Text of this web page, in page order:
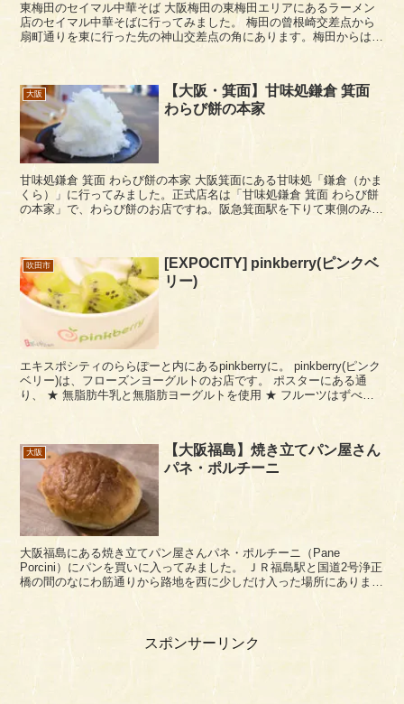
東梅田のセイマル中華そば 大阪梅田の東梅田エリアにあるラーメン
店のセイマル中華そばに行ってみました。 梅田の曾根崎交差点から
扇町通りを東に行った先の神山交差点の角にあります。梅田からは少
大阪
【大阪・箕面】甘味処鎌倉 箕面
わらび餅の本家
甘味処鎌倉 箕面 わらび餅の本家 大阪箕面にある甘味処「鎌倉（かま
くら）」に行ってみました。正式店名は「甘味処鎌倉 箕面 わらび餅
の本家」で、わらび餅のお店ですね。阪急箕面駅を下りて東側のみの
吹田市
[EXPOCITY] pinkberry(ピンクベ
リー)
エキスポシティのららぽーと内にあるpinkberryに。 pinkberry(ピンク
ベリー)は、フローズンヨーグルトのお店です。 ポスターにある通
り、 ★ 無脂肪牛乳と無脂肪ヨーグルトを使用 ★ フルーツはずべて
大阪
【大阪福島】焼き立てパン屋さん
パネ・ポルチーニ
大阪福島にある焼き立てパン屋さんパネ・ポルチーニ（Pane
Porcini）にパンを買いに入ってみました。 ＪＲ福島駅と国道2号浄正
橋の間のなにわ筋通りから路地を西に少しだけ入った場所にありま
スポンサーリンク